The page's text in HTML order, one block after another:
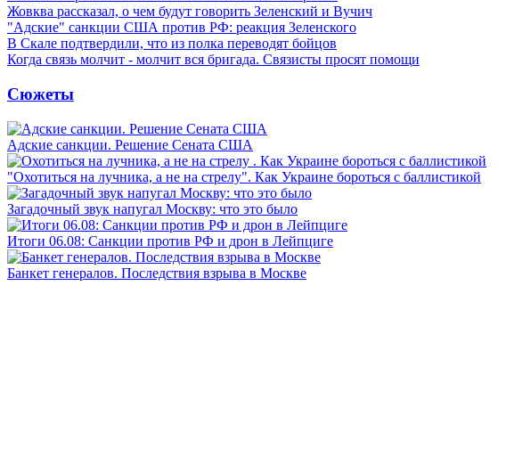
Жовква рассказал, о чем будут говорить Зеленский и Вучич
"Адские" санкции США против РФ: реакция Зеленского
В Скале подтвердили, что из полка переводят бойцов
Когда связь молчит - молчит вся бригада. Связисты просят помощи
Сюжеты
Адские санкции. Решение Сената США
"Охотиться на лучника, а не на стрелу". Как Украине бороться с баллистикой
Загадочный звук напугал Москву: что это было
Итоги 06.08: Санкции против РФ и дрон в Лейпциге
Банкет генералов. Последствия взрыва в Москве